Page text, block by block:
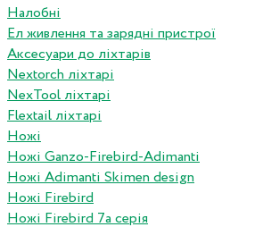
Налобні
Ел живлення та зарядні пристрої
Аксесуари до ліхтарів
Nextorch ліхтарі
NexTool ліхтарі
Flextail ліхтарі
Ножі
Ножі Ganzo-Firebird-Adimanti
Ножі Adimanti Skimen design
Ножі Firebird
Ножі Firebird 7а серія